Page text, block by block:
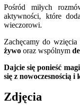
Pośród miłych
aktywności, które
wieczorowi.
Zachęcamy do wzięcia
żywo oraz wspólnym
Dajcie się ponieść
się z nowoczesnością i
Zdjęcia